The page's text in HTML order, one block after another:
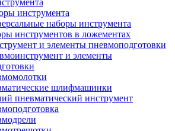
инструмента
наборы инструмента
инструментов в ложементах
и элементы пневмоподготовки
и элементы
шлифмашинки
пневматический инструмент